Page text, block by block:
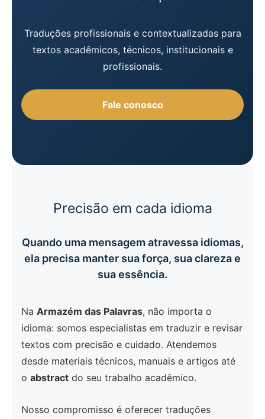
Traduções profissionais e contextualizadas para
textos acadêmicos, técnicos, institucionais e
profissionais.
Fale conosco
Precisão em cada idioma
Quando uma mensagem atravessa idiomas,
ela precisa manter sua força, sua clareza e
sua essência.
Na Armazém das Palavras, não importa o
idioma: somos especialistas em traduzir e revisar
textos com precisão e cuidado. Atendemos
desde materiais técnicos, manuais e artigos até
o abstract do seu trabalho acadêmico.
Nosso compromisso é oferecer traduções